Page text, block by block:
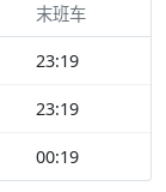
末班车
23:19
23:19
00:19